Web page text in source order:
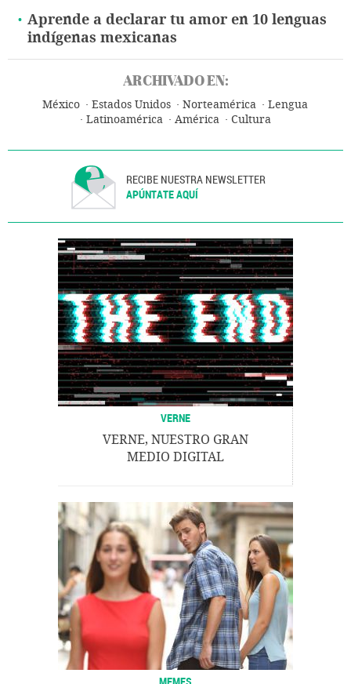
Aprende a declarar tu amor en 10 lenguas
indígenas mexicanas
ARCHIVADO EN:
México Estados Unidos Norteamérica
Lengua
Latinoamérica
América Cultura
RECIBE NUESTRA NEWSLETTER
APÚNTATE AQUÍ
VERNE
VERNE, NUESTRO GRAN
MEDIO DIGITAL